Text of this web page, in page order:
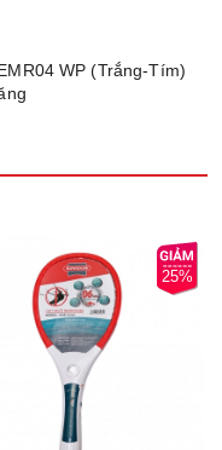
chính sách Điện Quang
WP (Trắng-Tím)
25%